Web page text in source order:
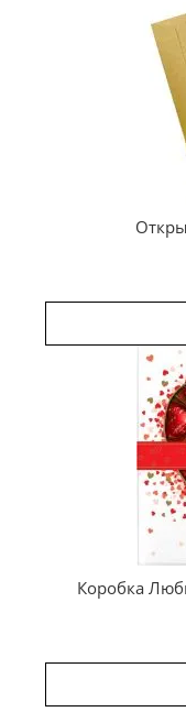
Коробка